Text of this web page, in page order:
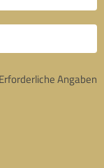
Angaben